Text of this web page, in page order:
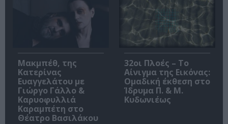
Μακμπέθ, της
Κατερίνας
Ευαγγελάτου με
Γιώργο Γάλλο &
Καρυοφυλλιά
Καραμπέτη στο
Θέατρο Βασιλάκου
32οι Πλοές – Το
Αίνιγμα της Εικόνας:
Ομαδική έκθεση στο
Ίδρυμα Π. & Μ.
Κυδωνιέως